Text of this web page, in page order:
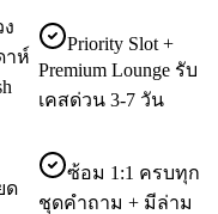
าห์
Priority Slot +
Premium Lounge รับ
เคสด่วน 3-7 วัน
ด
ซ้อม 1:1 ครบทุก
ชุดคำถาม + มีล่าม